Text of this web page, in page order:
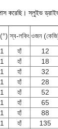
স্লুইভ
(°) স্ব-লকিং ওজন
হাঁ
12
হাঁ
18
হাঁ
32
হাঁ
28
হাঁ
52
হাঁ
65
হাঁ
88
হাঁ
135